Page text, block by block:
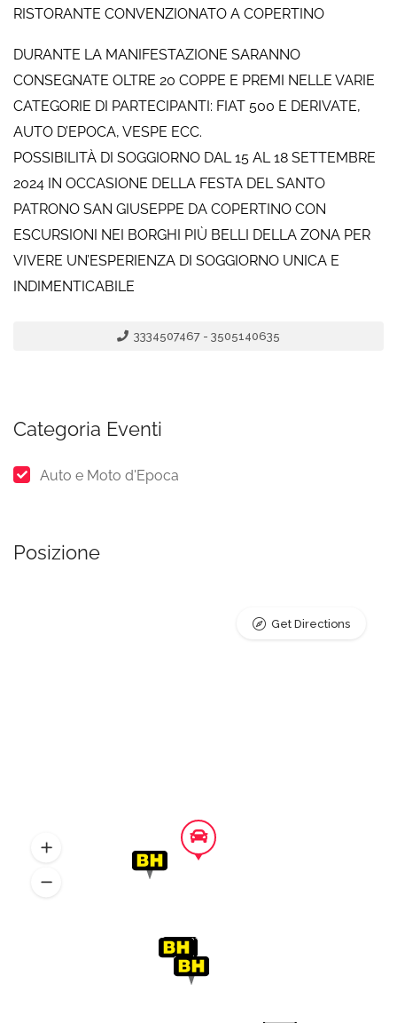
RISTORANTE CONVENZIONATO A COPERTINO
DURANTE LA MANIFESTAZIONE SARANNO
CONSEGNATE OLTRE 20 COPPE E PREMI NELLE VARIE
CATEGORIE DI PARTECIPANTI: FIAT 500 E DERIVATE,
AUTO D’EPOCA, VESPE ECC.
POSSIBILITÀ DI SOGGIORNO DAL 15 AL 18 SETTEMBRE
2024 IN OCCASIONE DELLA FESTA DEL SANTO
PATRONO SAN GIUSEPPE DA COPERTINO CON
ESCURSIONI NEI BORGHI PIÙ BELLI DELLA ZONA PER
VIVERE UN’ESPERIENZA DI SOGGIORNO UNICA E
INDIMENTICABILE
3334507467 - 3505140635
Categoria Eventi
Auto e Moto d'Epoca
Posizione
Get Directions